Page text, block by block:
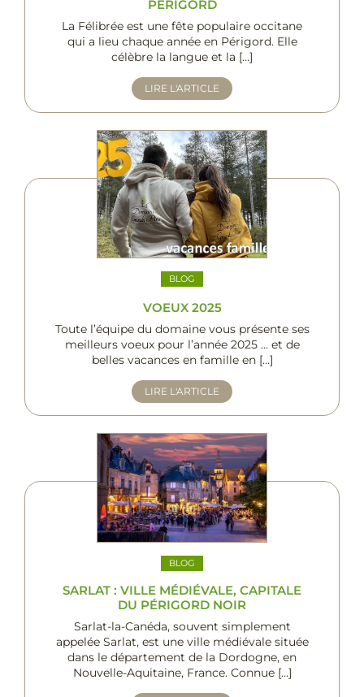
PÉRIGORD
La Félibrée est une fête populaire occitane
qui a lieu chaque année en Périgord. Elle
célèbre la langue et la […]
LIRE L'ARTICLE
BLOG
VOEUX 2025
Toute l’équipe du domaine vous présente ses
meilleurs voeux pour l’année 2025 … et de
belles vacances en famille en […]
LIRE L'ARTICLE
BLOG
SARLAT : VILLE MÉDIÉVALE, CAPITALE
DU PÉRIGORD NOIR
Sarlat-la-Canéda, souvent simplement
appelée Sarlat, est une ville médiévale située
dans le département de la Dordogne, en
Nouvelle-Aquitaine, France. Connue […]